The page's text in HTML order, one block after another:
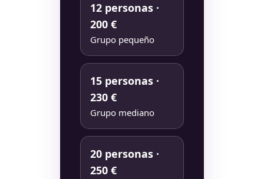
12 personas ·
200 €
Grupo pequeño
15 personas ·
230 €
Grupo mediano
20 personas ·
250 €